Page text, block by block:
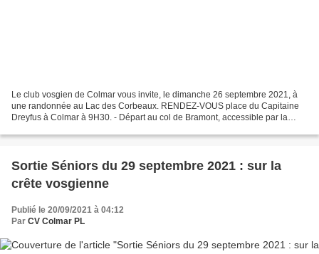
Le club vosgien de Colmar vous invite, le dimanche 26 septembre 2021, à
une randonnée au Lac des Corbeaux. RENDEZ-VOUS place du Capitaine
Dreyfus à Colmar à 9H30. - Départ au col de Bramont, accessible par la
Sortie Séniors du 29 septembre 2021 : sur la
crête vosgienne
Publié le 20/09/2021 à 04:12
Par CV Colmar PL